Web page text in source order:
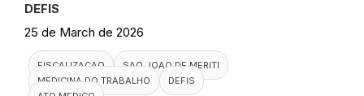
DEFIS
25 de March de 2026
FISCALIZACAO
SAO JOAO DE MERITI
MEDICINA DO TRABALHO
DEFIS